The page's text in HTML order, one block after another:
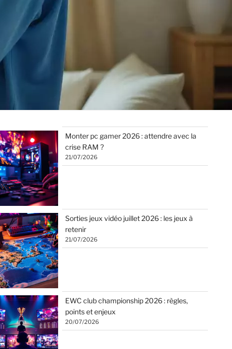
Monter pc gamer 2026 : attendre avec la
crise RAM ?
21/07/2026
Sorties jeux vidéo juillet 2026 : les jeux à
retenir
21/07/2026
EWC club championship 2026 : règles,
points et enjeux
20/07/2026